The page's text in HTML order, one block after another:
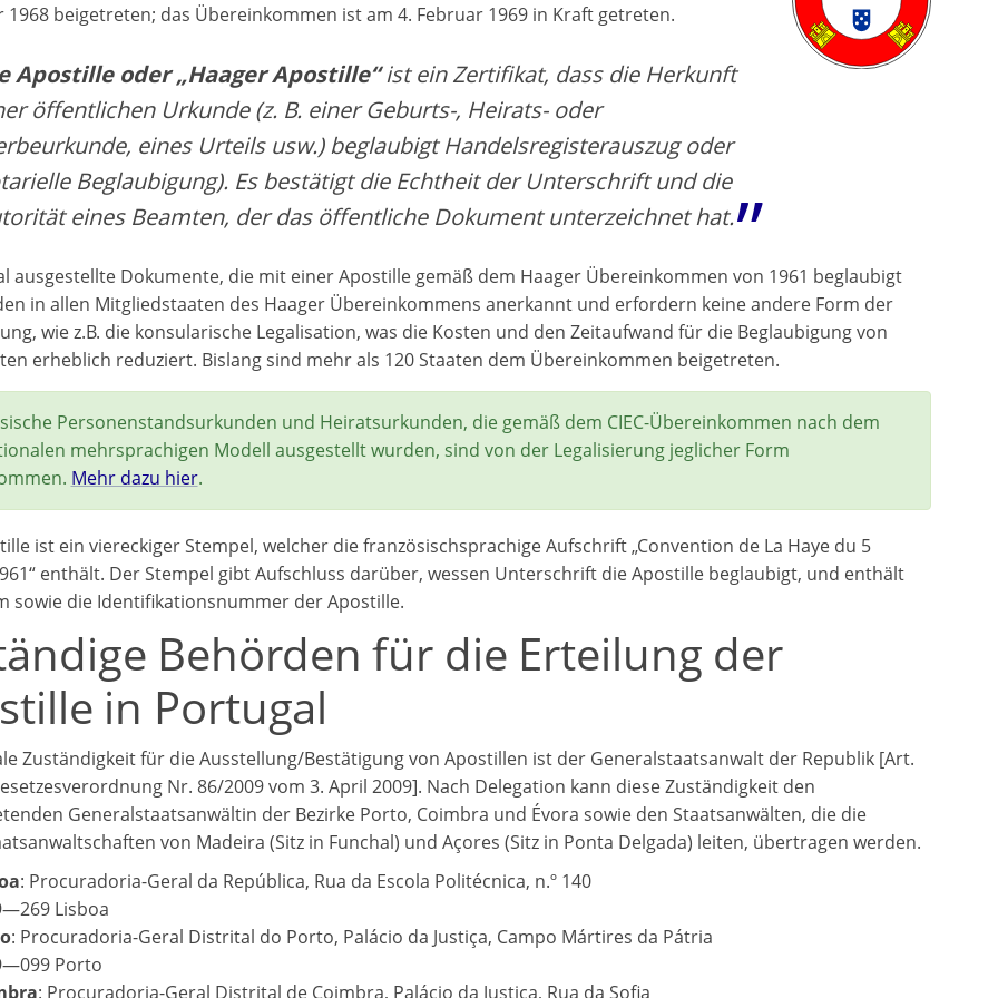
1968 beigetreten; das Übereinkommen ist am 4. Februar 1969 in Kraft getreten.
Apostille oder „Haager Apostille“ist ein Zertifikat, dass die Herkunft
öffentlichen Urkunde (z. B. einer Geburts-, Heirats- oder
eines Urteils usw.) beglaubigt Handelsregisterauszug oder
Beglaubigung). Es bestätigt die Echtheit der Unterschrift und die
eines Beamten, der das öffentliche Dokument unterzeichnet hat.
ausgestellte Dokumente, die mit einer Apostille gemäß dem Haager Übereinkommen von 1961 beglaubigt
in allen Mitgliedstaaten des Haager Übereinkommens anerkannt und erfordern keine andere Form der
wie z.B. die konsularische Legalisation, was die Kosten und den Zeitaufwand für die Beglaubigung von
erheblich reduziert. Bislang sind mehr als 120 Staaten dem Übereinkommen beigetreten.
Personenstandsurkunden und Heiratsurkunden, die gemäß dem CIEC-Übereinkommen nach dem
mehrsprachigen Modell ausgestellt wurden, sind von der Legalisierung jeglicher Form
Mehr dazu hier.
ist ein viereckiger Stempel, welcher die französischsprachige Aufschrift „Convention de La Haye du 5
enthält. Der Stempel gibt Aufschluss darüber, wessen Unterschrift die Apostille beglaubigt, und enthält
sowie die Identifikationsnummer der Apostille.
Behörden für die Erteilung der
in Portugal
Zuständigkeit für die Ausstellung/Bestätigung von Apostillen ist der Generalstaatsanwalt der Republik [Art.
Nr. 86/2009 vom 3. April 2009]. Nach Delegation kann diese Zuständigkeit den
Generalstaatsanwältin der Bezirke Porto, Coimbra und Évora sowie den Staatsanwälten, die die
von Madeira (Sitz in Funchal) und Açores (Sitz in Ponta Delgada) leiten, übertragen werden.
: Procuradoria-Geral da República, Rua da Escola Politécnica, n.º 140
Lisboa
: Procuradoria-Geral Distrital do Porto, Palácio da Justiça, Campo Mártires da Pátria
Porto
: Procuradoria-Geral Distrital de Coimbra, Palácio da Justiça, Rua da Sofia